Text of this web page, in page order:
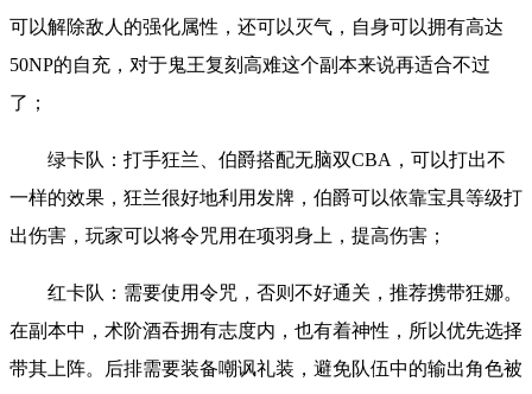
可以解除敌人的强化属性，还可以灭气，自身可以拥有高达
50NP的自充，对于鬼王复刻高难这个副本来说再适合不过
了；
绿卡队：打手狂兰、伯爵搭配无脑双CBA，可以打出不
一样的效果，狂兰很好地利用发牌，伯爵可以依靠宝具等级打
出伤害，玩家可以将令咒用在项羽身上，提高伤害；
红卡队：需要使用令咒，否则不好通关，推荐携带狂娜。
在副本中，术阶酒吞拥有志度内，也有着神性，所以优先选择
带其上阵。后排需要装备嘲讽礼装，避免队伍中的输出角色被